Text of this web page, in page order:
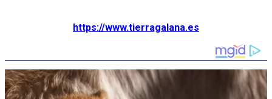
https://www.tierragalana.es